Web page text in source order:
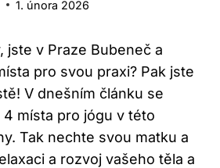
1. února 2026
jste v Praze Bubeneč a
pro svou praxi? Pak jste
V dnešním článku se
místa pro jógu v této
Tak nechte svou matku a
a rozvoj vašeho těla a